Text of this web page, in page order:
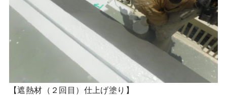
【遮熱材（２回目）仕上げ塗り】